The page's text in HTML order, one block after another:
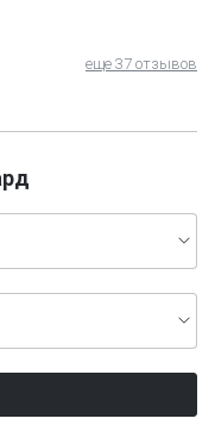
еще 37 отзывов